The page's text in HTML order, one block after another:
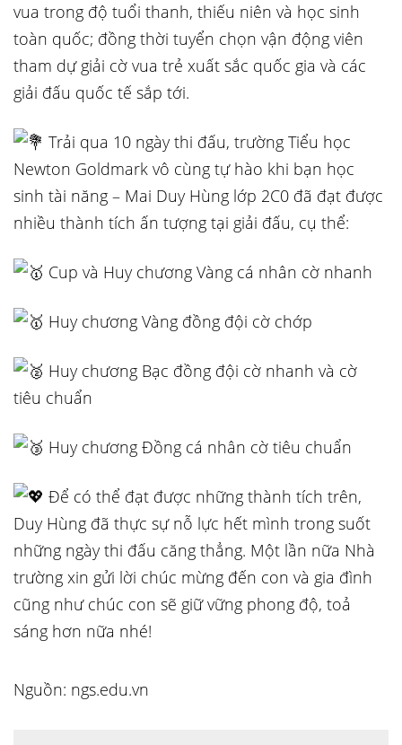
vua trong độ tuổi thanh, thiếu niên và học sinh
toàn quốc; đồng thời tuyển chọn vận động viên
tham dự giải cờ vua trẻ xuất sắc quốc gia và các
giải đấu quốc tế sắp tới.
Trải qua 10 ngày thi đấu, trường Tiểu học
Newton Goldmark vô cùng tự hào khi bạn học
sinh tài năng – Mai Duy Hùng lớp 2C0 đã đạt được
nhiều thành tích ấn tượng tại giải đấu, cụ thể:
Cup và Huy chương Vàng cá nhân cờ nhanh
Huy chương Vàng đồng đội cờ chớp
Huy chương Bạc đồng đội cờ nhanh và cờ
tiêu chuẩn
Huy chương Đồng cá nhân cờ tiêu chuẩn
Để có thể đạt được những thành tích trên,
Duy Hùng đã thực sự nỗ lực hết mình trong suốt
những ngày thi đấu căng thẳng. Một lần nữa Nhà
trường xin gửi lời chúc mừng đến con và gia đình
cũng như chúc con sẽ giữ vững phong độ, toả
sáng hơn nữa nhé!
Nguồn: ngs.edu.vn